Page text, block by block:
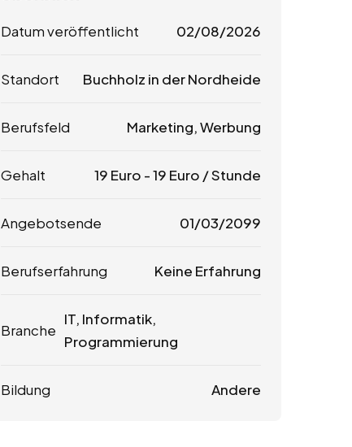
Datum veröffentlicht 02/08/2026
Standort Buchholz in der Nordheide
Berufsfeld Marketing, Werbung
Gehalt 19 Euro -19 Euro / Stunde
Angebotsende 01/03/2099
Berufserfahrung Keine Erfahrung
Branche
IT, Informatik,
Programmierung
Bildung Andere